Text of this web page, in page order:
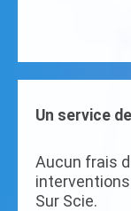
Un service
Aucun frais
Sur Scie.